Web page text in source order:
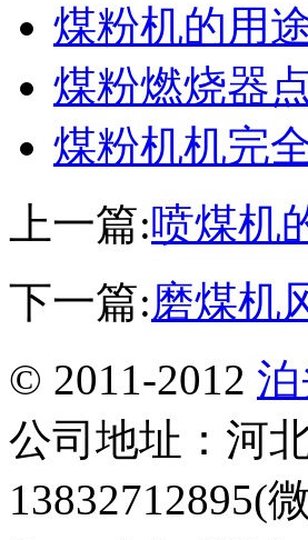
煤粉机的用
煤粉燃烧器
煤粉机机完
上一篇:喷煤机
下一篇:磨煤机
© 2011-2012
公司地址：河